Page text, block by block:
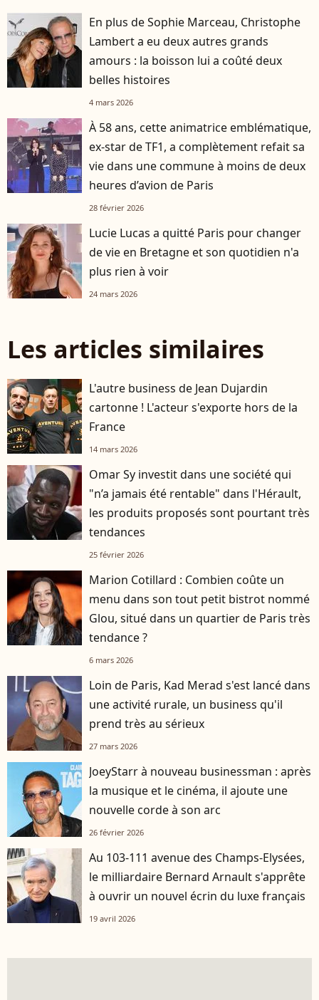
En plus de Sophie Marceau, Christophe
Lambert a eu deux autres grands
amours : la boisson lui a coûté deux
belles histoires
4 mars 2026
À 58 ans, cette animatrice emblématique,
ex-star de TF1, a complètement refait sa
vie dans une commune à moins de deux
heures d’avion de Paris
28 février 2026
Lucie Lucas a quitté Paris pour changer
de vie en Bretagne et son quotidien n'a
plus rien à voir
24 mars 2026
Les articles similaires
L'autre business de Jean Dujardin
cartonne ! L'acteur s'exporte hors de la
France
14 mars 2026
Omar Sy investit dans une société qui
"n’a jamais été rentable" dans l'Hérault,
les produits proposés sont pourtant très
tendances
25 février 2026
Marion Cotillard : Combien coûte un
menu dans son tout petit bistrot nommé
Glou, situé dans un quartier de Paris très
tendance ?
6 mars 2026
Loin de Paris, Kad Merad s'est lancé dans
une activité rurale, un business qu'il
prend très au sérieux
27 mars 2026
JoeyStarr à nouveau businessman : après
la musique et le cinéma, il ajoute une
nouvelle corde à son arc
26 février 2026
Au 103-111 avenue des Champs-Elysées,
le milliardaire Bernard Arnault s'apprête
à ouvrir un nouvel écrin du luxe français
19 avril 2026